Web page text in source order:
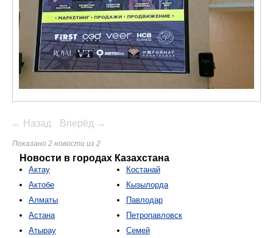
← Назад Вперёд →
Показано 2 новости из 2
Новости в городах Казахстана
Актау
Актобе
Алматы
Астана
Атырау
Костанай
Кызылорда
Павлодар
Петропавловск
Семей